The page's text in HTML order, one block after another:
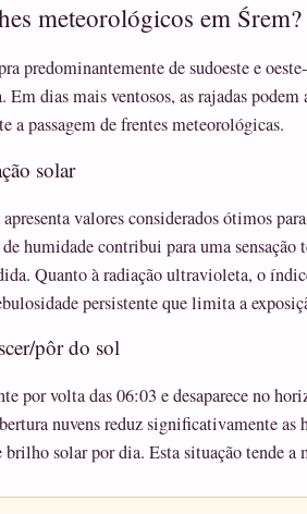
meteorológicos em Śrem?
predominantemente de sudoeste e
dias mais ventosos, as rajadas
a passagem de frentes meteorológicas.
solar
valores considerados ótimos
humidade contribui para uma
Quanto à radiação ultravioleta, o
persistente que limita a
pôr do sol
por volta das 06:03 e desaparece no
nuvens reduz significativamente
brilho solar por dia. Esta situação tende